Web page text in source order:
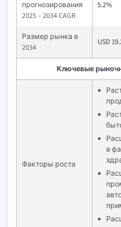
прогнозирования
2025 – 2034 CAGR
5.2%
Размер рынка в
2034
USD
Ключевые
Факторы роста
в